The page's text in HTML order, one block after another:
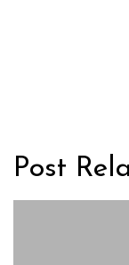
Post